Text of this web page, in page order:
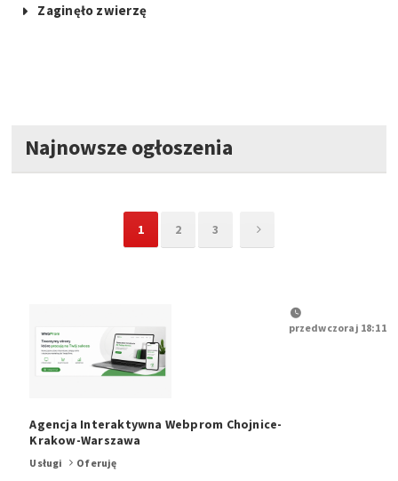
Zaginęło zwierzę
Najnowsze ogłoszenia
1 2 3
przedwczoraj 18:11
Agencja Interaktywna Webprom Chojnice-
Krakow-Warszawa
Usługi Oferuję